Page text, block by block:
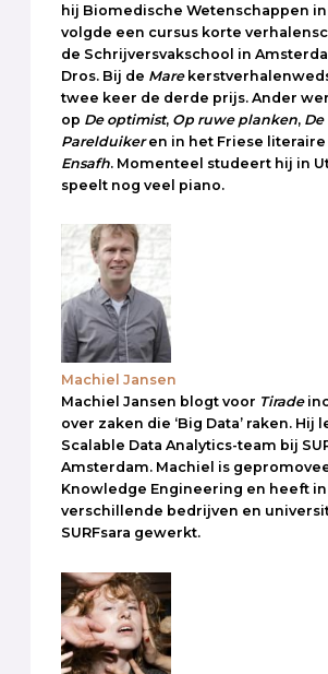
hij Biomedische Wetenschappen in
volgde een cursus korte
de Schrijversvakschool in
Dros. Bij de Mare
twee keer de derde prijs. Ander
op De optimist, Op ruwe planken, De
Parelduikeren in het Friese
Ensafh. Momenteel studeert hij in
speelt nog veel piano.
Machiel Jansen
Machiel Jansen blogt voor Tirade
over zaken die ‘Big Data’ raken. Hij
Scalable Data Analytics-team bij
Amsterdam. Machiel is
Knowledge Engineering en heeft
verschillende bedrijven en
SURFsara gewerkt.